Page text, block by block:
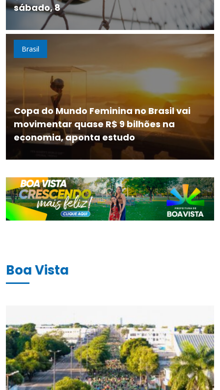
sábado, 8
Brasil
Copa do Mundo Feminina no Brasil vai
movimentar quase R$ 9 bilhões na
economia, aponta estudo
Boa Vista